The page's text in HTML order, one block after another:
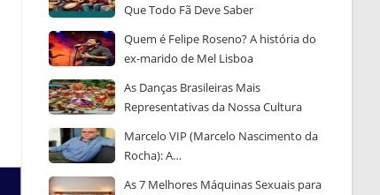
Que Todo Fã Deve Saber
Quem é Felipe Roseno? A história do
ex-marido de Mel Lisboa
As Danças Brasileiras Mais
Representativas da Nossa Cultura
Marcelo VIP (Marcelo Nascimento da
Rocha): A…
As 7 Melhores Máquinas Sexuais para